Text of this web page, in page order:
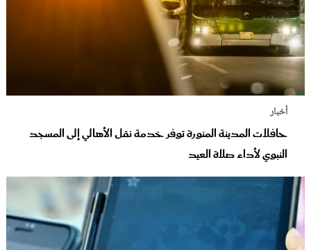
أخبار
حافلات المدينة المنورة توفر خدمة نقل الأهالي إلى المسجد
النبوي لأداء صلاة العيد